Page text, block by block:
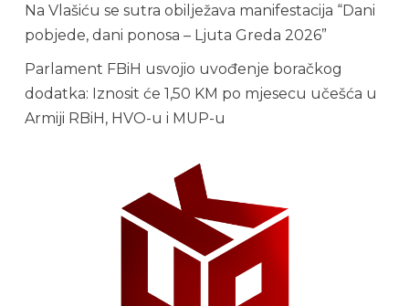
Na Vlašiću se sutra obilježava manifestacija “Dani
pobjede, dani ponosa – Ljuta Greda 2026”
Parlament FBiH usvojio uvođenje boračkog
dodatka: Iznosit će 1,50 KM po mjesecu učešća u
Armiji RBiH, HVO-u i MUP-u